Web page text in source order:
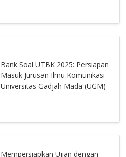
Bank Soal UTBK 2025: Persiapan
Masuk Jurusan Ilmu Komunikasi
Universitas Gadjah Mada (UGM)
Mempersiapkan Ujian dengan